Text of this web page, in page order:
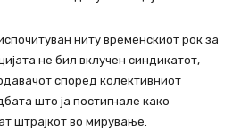
ниту временскиот рок за
не бил вклучен синдикатот,
според колективниот
што ја постигнале како
штрајкот во мирување.